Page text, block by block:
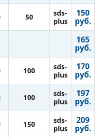
50
sds-
plus
150
руб.
165
руб.
100
sds-
plus
170
руб.
100
sds-
plus
197
руб.
150
sds-
plus
209
руб.